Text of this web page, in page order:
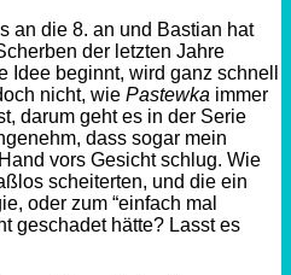
an die 8. an und Bastian hat
der letzten Jahre
Idee beginnt, wird ganz schnell
nicht, wie Pastewka immer
darum geht es in der Serie
dass sogar mein
vors Gesicht schlug. Wie
scheiterten, und die ein
oder zum “einfach mal
geschadet hätte? Lasst es